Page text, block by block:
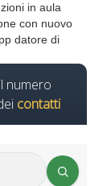
in aula
con nuovo
datore di
numero
contatti